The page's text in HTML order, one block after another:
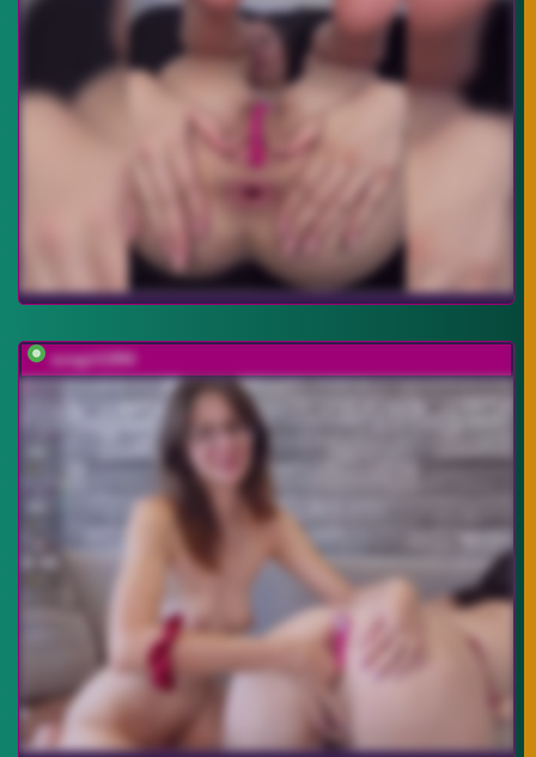
sosgirl1994